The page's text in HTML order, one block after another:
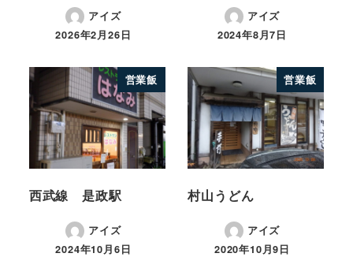
アイズ
2026年2月26日
アイズ
2024年8月7日
営業飯
西武線 是政駅
アイズ
2024年10月6日
営業飯
村山うどん
アイズ
2020年10月9日